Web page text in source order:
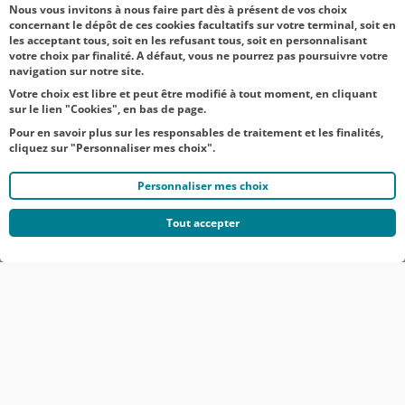
1 2 3 4 Page suivante
Nous vous invitons à nous faire part dès à présent de vos choix
concernant le dépôt de ces cookies facultatifs sur votre terminal, soit en
les acceptant tous, soit en les refusant tous, soit en personnalisant
votre choix par finalité. A défaut, vous ne pourrez pas poursuivre votre
navigation sur notre site.
Votre choix est libre et peut être modifié à tout moment, en cliquant
sur le lien "Cookies", en bas de page.
Pour en savoir plus sur les responsables de traitement et les finalités,
cliquez sur "Personnaliser mes choix".
Personnaliser mes choix
Tout accepter